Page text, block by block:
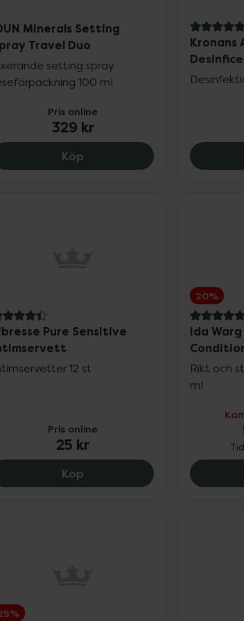
Minerals Setting
Travel Duo
setting spray
100 ml
Pris online
329 kr
Köp IDUN Minerals Setting
5 av 5 i
Kronans
av 5 i omdöme
Pure Sensitive
12 st
Pris online
25 kr
Köp Libresse Pure Sensitive
20%
5 av 5 i
Ida
Rikt och
ml